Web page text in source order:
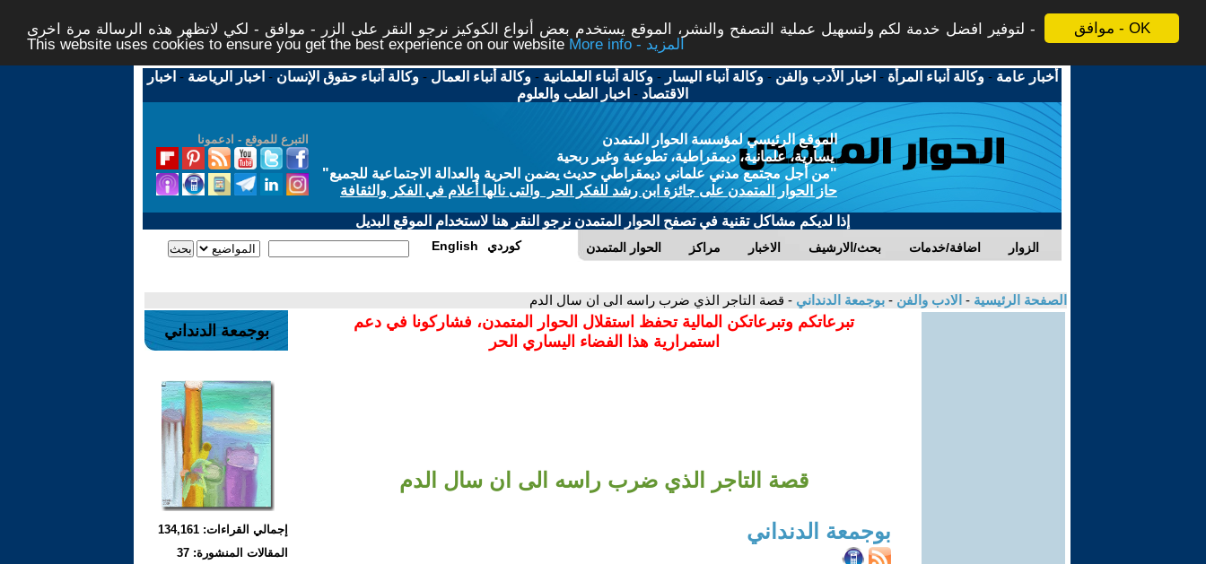
موافق - OK
لتوفير افضل خدمة لكم ولتسهيل عملية التصفح والنشر، الموقع يستخدم بعض أنواع الكوكيز نرجو النقر على الزر - موافق - لكي لاتظهر هذه الرسالة مرة اخرى -
This website uses cookies to ensure you get the best experience on our website
More info - المزيد
أخبار عامة -وكالة أنباء المرأة - اخبار الأدب والفن -وكالة أنباء اليسار -وكالة أنباء العلمانية -وكالة أنباء العمال -وكالة أنباء حقوق الإنسان - اخبار الرياضة - اخبار
الاقتصاد - اخبار الطب والعلوم
التبرع للموقع - ادعمونا
الموقع الرئيسي لمؤسسة الحوار المتمدن
يسارية، علمانية، ديمقراطية، تطوعية وغير ربحية
"من أجل مجتمع مدني علماني ديمقراطي حديث يضمن الحرية والعدالة الاجتماعية للجميع"
حاز الحوار المتمدن على جائزة ابن رشد للفكر الحر والتى نالها أعلام في الفكر والثقافة
إذا لديكم مشاكل تقنية في تصفح الحوار المتمدن نرجو النقر هنا لاستخدام الموقع البديل
الحوار المتمدن مراكز الاخبار بحث/الارشيف اضافة/خدمات الزوار English كوردي
الصفحة الرئيسية - الادب والفن - بوجمعة الدنداني - قصة التاجر الذي ضرب راسه الى ان سال الدم
تبرعاتكم وتبرعاتكن المالية تحفظ استقلال الحوار المتمدن، فشاركونا في دعم
استمرارية هذا الفضاء اليساري الحر
قصة التاجر الذي ضرب راسه الى ان سال الدم
بوجمعة الدنداني
بوجمعة الدنداني
إجمالي القراءات: 134,161
المقالات المنشورة: 37